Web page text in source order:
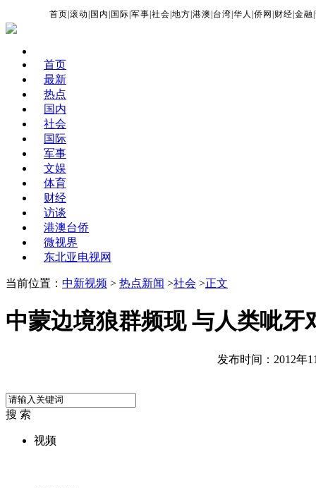
首页 |滚动 国内 国际 |军事 |社会 |地方 |港澳 台湾 |华人 |侨网 财经 |金融 |
首页
最新
热点
国内
社会
国际
军事
文娱
体育
财经
访谈
港澳台侨
微视界
东北亚电视网
当前位置： 中新视频 > 热点新闻 >社会 >正文
中蒙边境狼群频现 与人类呲牙
发布时间：2012年
搜 索
视频